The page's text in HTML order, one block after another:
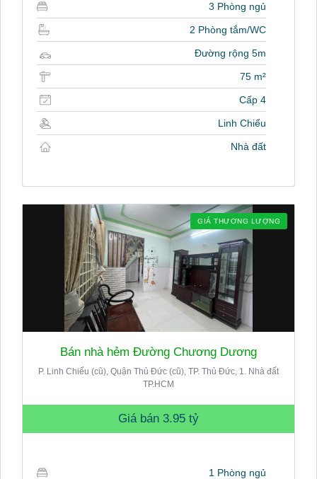
3 Phòng ngủ
2 Phòng tắm/WC
Đường rộng 5m
75 m²
Cấp 4
Linh Chiểu
Nhà đất
GIÁ THƯƠNG LƯỢNG
Bán nhà hẻm Đường Chương Dương
P. Linh Chiểu (cũ), Quận Thủ Đức (cũ), TP. Thủ Đức, 1. Nhà đất
TP.HCM
Giá bán 3.95 tỷ
1 Phòng ngủ